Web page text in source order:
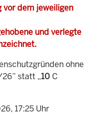
vor dem jeweiligen
und verlegte
ohne
statt „10 C
17:25 Uhr